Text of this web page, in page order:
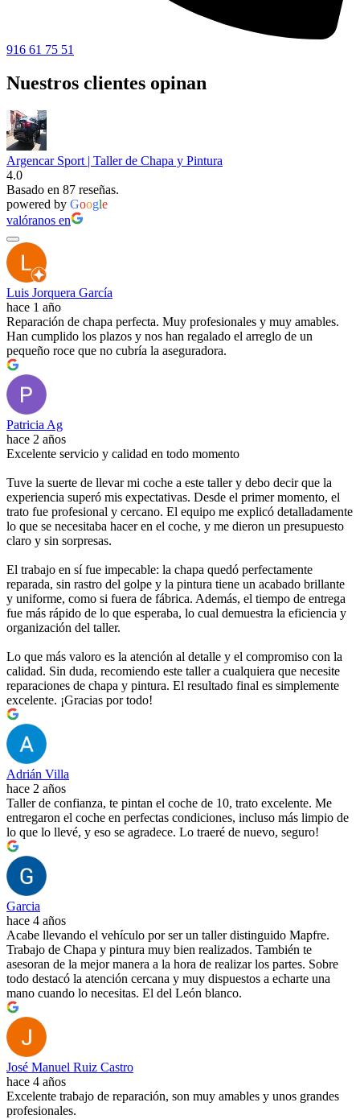
916 61 75 51
Nuestros clientes opinan
Argencar Sport | Taller de Chapa y Pintura
4.0
Basado en 87 reseñas.
powered by Google
valóranos en
Luis Jorquera García
hace 1 año
Reparación de chapa perfecta. Muy profesionales y muy amables.
Han cumplido los plazos y nos han regalado el arreglo de un
pequeño roce que no cubría la aseguradora.
Patricia Ag
hace 2 años
Excelente servicio y calidad en todo momento
Tuve la suerte de llevar mi coche a este taller y debo decir que la
experiencia superó mis expectativas. Desde el primer momento, el
trato fue profesional y cercano. El equipo me explicó detalladamente
lo que se necesitaba hacer en el coche, y me dieron un presupuesto
claro y sin sorpresas.
El trabajo en sí fue impecable: la chapa quedó perfectamente
reparada, sin rastro del golpe y la pintura tiene un acabado brillante
y uniforme, como si fuera de fábrica. Además, el tiempo de entrega
fue más rápido de lo que esperaba, lo cual demuestra la eficiencia y
organización del taller.
Lo que más valoro es la atención al detalle y el compromiso con la
calidad. Sin duda, recomiendo este taller a cualquiera que necesite
reparaciones de chapa y pintura. El resultado final es simplemente
excelente. ¡Gracias por todo!
Adrián Villa
hace 2 años
Taller de confianza, te pintan el coche de 10, trato excelente. Me
entregaron el coche en perfectas condiciones, incluso más limpio de
lo que lo llevé, y eso se agradece. Lo traeré de nuevo, seguro!
Garcia
hace 4 años
Acabe llevando el vehículo por ser un taller distinguido Mapfre.
Trabajo de Chapa y pintura muy bien realizados. También te
asesoran de la mejor manera a la hora de realizar los partes. Sobre
todo destacó la atención cercana y muy dispuestos a echarte una
mano cuando lo necesitas. El del León blanco.
José Manuel Ruiz Castro
hace 4 años
Excelente trabajo de reparación, son muy amables y unos grandes
profesionales.